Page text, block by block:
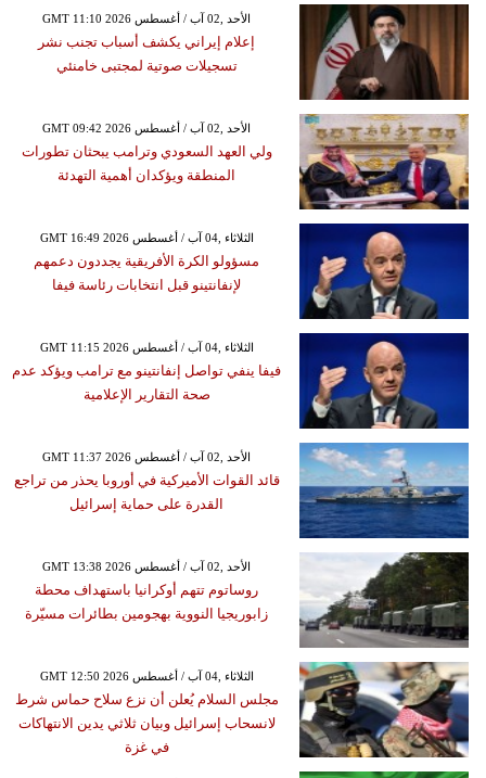
GMT 11:10 2026 الأحد ,02 آب / أغسطس
إعلام إيراني يكشف أسباب تجنب نشر
تسجيلات صوتية لمجتبى خامنئي
GMT 09:42 2026 الأحد ,02 آب / أغسطس
ولي العهد السعودي وترامب يبحثان تطورات
المنطقة ويؤكدان أهمية التهدئة
GMT 16:49 2026 الثلاثاء ,04 آب / أغسطس
مسؤولو الكرة الأفريقية يجددون دعمهم
لإنفانتينو قبل انتخابات رئاسة فيفا
GMT 11:15 2026 الثلاثاء ,04 آب / أغسطس
فيفا ينفي تواصل إنفانتينو مع ترامب ويؤكد عدم
صحة التقارير الإعلامية
GMT 11:37 2026 الأحد ,02 آب / أغسطس
قائد القوات الأميركية في أوروبا يحذر من تراجع
القدرة على حماية إسرائيل
GMT 13:38 2026 الأحد ,02 آب / أغسطس
روساتوم تتهم أوكرانيا باستهداف محطة
زابوريجيا النووية بهجومين بطائرات مسيّرة
GMT 12:50 2026 الثلاثاء ,04 آب / أغسطس
مجلس السلام يُعلن أن نزع سلاح حماس شرط
لانسحاب إسرائيل وبيان ثلاثي يدين الانتهاكات
في غزة